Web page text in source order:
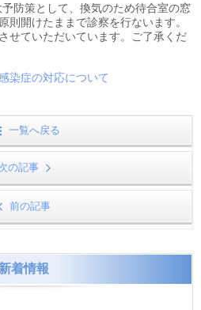
防策として、換気のため待合室の窓
則開けたままで診察を行ないます。
せていただいています。ご了承くだ
染症の対応について
一覧へ戻る
の記事
前の記事
新着情報